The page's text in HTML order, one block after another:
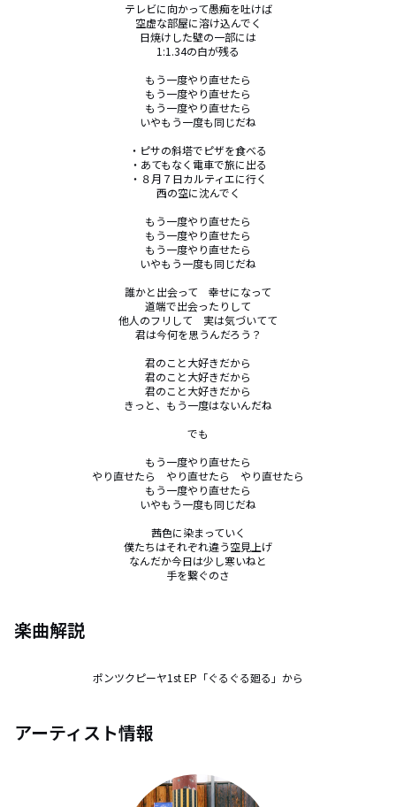
テレビに向かって愚痴を吐けば
空虚な部屋に溶け込んでく
日焼けした壁の一部には
1:1.34の白が残る
もう一度やり直せたら
もう一度やり直せたら
もう一度やり直せたら
いやもう一度も同じだね
・ピサの斜塔でピザを食べる
・あてもなく電車で旅に出る
・８月７日カルティエに行く
西の空に沈んでく
もう一度やり直せたら
もう一度やり直せたら
もう一度やり直せたら
いやもう一度も同じだね
誰かと出会って　幸せになって
道端で出会ったりして
他人のフリして　実は気づいてて
君は今何を思うんだろう？
君のこと大好きだから
君のこと大好きだから
君のこと大好きだから
きっと、もう一度はないんだね
でも
もう一度やり直せたら
やり直せたら　やり直せたら　やり直せたら
もう一度やり直せたら
いやもう一度も同じだね
茜色に染まっていく
僕たちはそれぞれ違う空見上げ
なんだか今日は少し寒いねと
手を繋ぐのさ
楽曲解説
ポンツクピーヤ1st EP「ぐるぐる廻る」から
アーティスト情報